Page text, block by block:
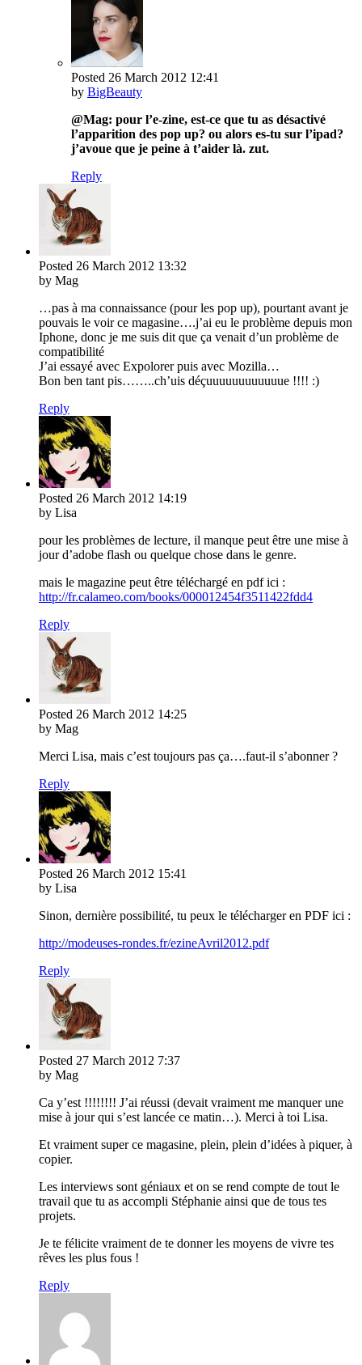
Posted 26 March 2012 12:41
by BigBeauty
@Mag: pour l’e-zine, est-ce que tu as désactivé
l’apparition des pop up? ou alors es-tu sur l’ipad?
j’avoue que je peine à t’aider là. zut.
Reply
Posted 26 March 2012 13:32
by Mag
…pas à ma connaissance (pour les pop up), pourtant avant je
pouvais le voir ce magasine….j’ai eu le problème depuis mon
Iphone, donc je me suis dit que ça venait d’un problème de
compatibilité
J’ai essayé avec Expolorer puis avec Mozilla…
Bon ben tant pis……..ch’uis déçuuuuuuuuuuuue !!!! :)
Reply
Posted 26 March 2012 14:19
by Lisa
pour les problèmes de lecture, il manque peut être une mise à
jour d’adobe flash ou quelque chose dans le genre.
mais le magazine peut être téléchargé en pdf ici :
http://fr.calameo.com/books/000012454f3511422fdd4
Reply
Posted 26 March 2012 14:25
by Mag
Merci Lisa, mais c’est toujours pas ça….faut-il s’abonner ?
Reply
Posted 26 March 2012 15:41
by Lisa
Sinon, dernière possibilité, tu peux le télécharger en PDF ici :
http://modeuses-rondes.fr/ezineAvril2012.pdf
Reply
Posted 27 March 2012 7:37
by Mag
Ca y’est !!!!!!!! J’ai réussi (devait vraiment me manquer une
mise à jour qui s’est lancée ce matin…). Merci à toi Lisa.
Et vraiment super ce magasine, plein, plein d’idées à piquer, à
copier.
Les interviews sont géniaux et on se rend compte de tout le
travail que tu as accompli Stéphanie ainsi que de tous tes
projets.
Je te félicite vraiment de te donner les moyens de vivre tes
rêves les plus fous !
Reply